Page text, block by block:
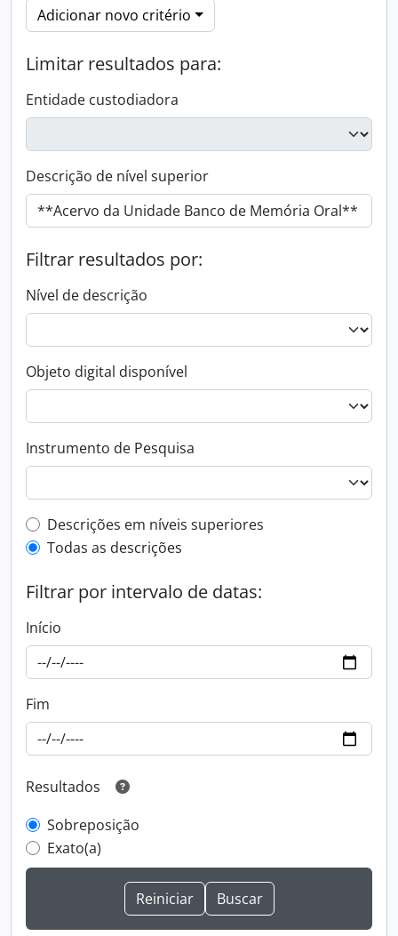
Adicionar novo critério
Limitar resultados para:
Entidade custodiadora
Descrição de nível superior
Filtrar resultados por:
Nível de descrição
Objeto digital disponível
Instrumento de Pesquisa
Filtro de descrição de nível superior
Descrições em níveis superiores
Todas as descrições
Filtrar por intervalo de datas:
Início
Fim
Resultados
Sobreposição
Exato(a)